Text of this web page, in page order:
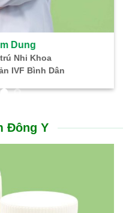
Dung
Nhi Khoa
IVF Bình Dân
Đông Y